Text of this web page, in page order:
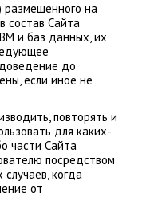
размещенного на
состав Сайта
и баз данных, их
до
если иное не
повторять и
для каких-
части Сайта
посредством
когда
от